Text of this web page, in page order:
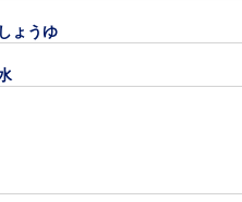
しょうゆ